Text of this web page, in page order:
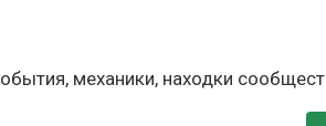
механики, находки